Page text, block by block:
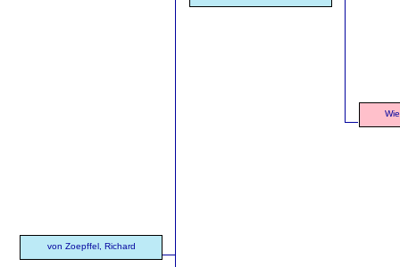
von Zoepffel, Richard